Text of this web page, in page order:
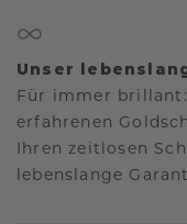
Unser
Für immer
erfahrenen
Ihren zeitlosen
lebenslange